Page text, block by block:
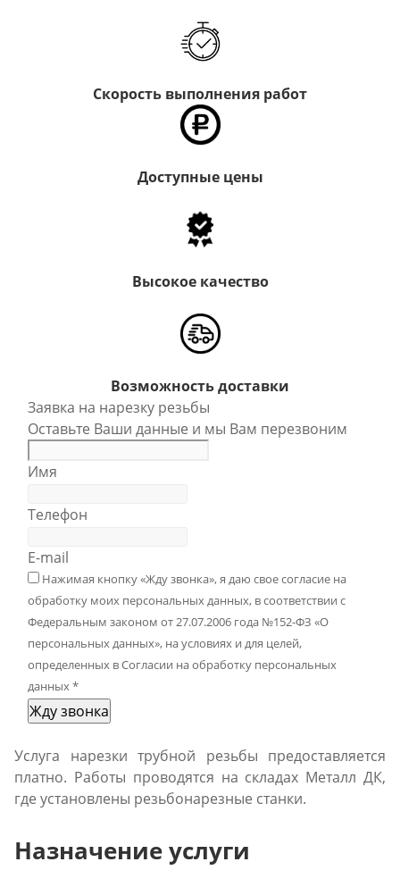
Скорость выполнения работ
Доступные цены
Высокое качество
Возможность доставки
Заявка на нарезку резьбы
Оставьте Ваши данные и мы Вам перезвоним
Имя
Телефон
E-mail
Нажимая кнопку «Жду звонка», я даю свое согласие на
обработку моих персональных данных, в соответствии с
Федеральным законом от 27.07.2006 года №152-ФЗ «О
персональных данных», на условиях и для целей,
определенных в Согласии на обработку персональных
данных*
Жду звонка
Услуга нарезки трубной резьбы предоставляется
платно. Работы проводятся на складах Металл ДК,
где установлены резьбонарезные станки.
Назначение услуги